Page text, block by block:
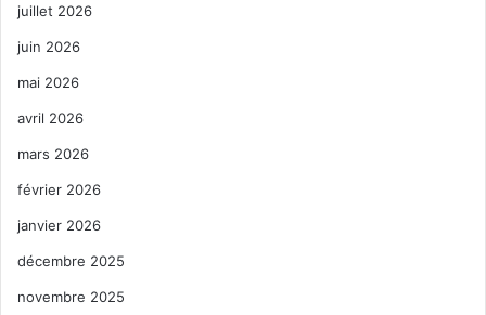
juillet 2026
juin 2026
mai 2026
avril 2026
mars 2026
février 2026
janvier 2026
décembre 2025
novembre 2025